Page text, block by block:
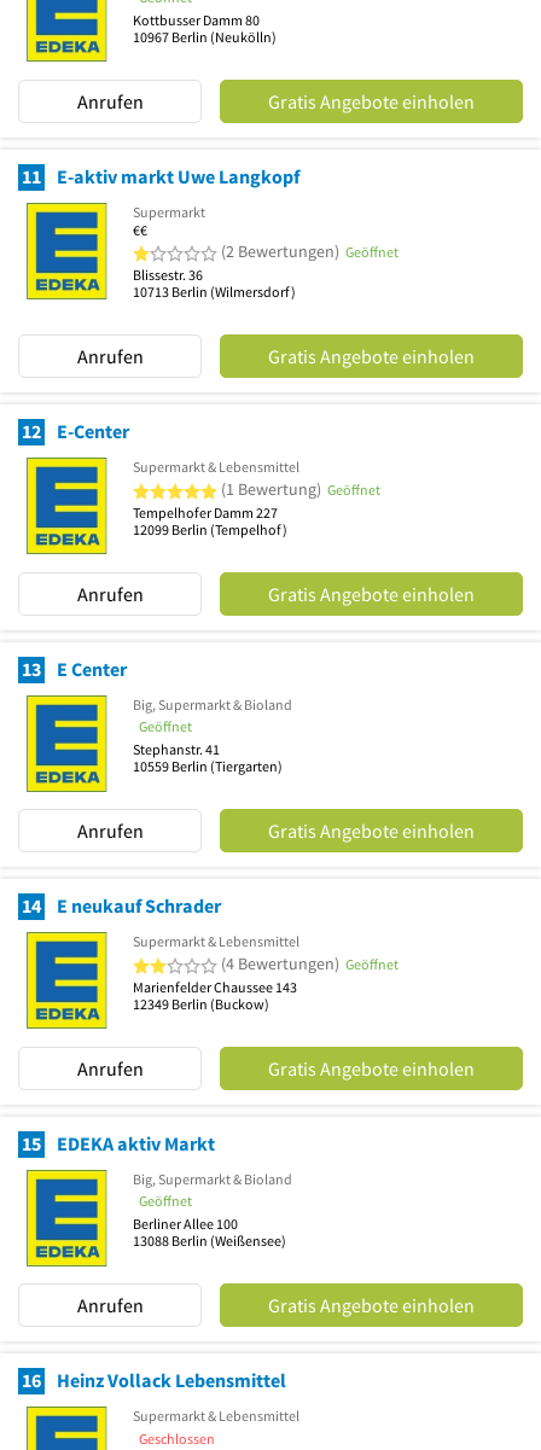
Kottbusser Damm 80
10967 Berlin (Neukölln)
Anrufen Gratis Angebote einholen
11 E-aktiv markt Uwe Langkopf
Supermarkt
€€
1 von 5 Sternen
(2 Bewertungen) Geöffnet
Blissestr. 36
10713 Berlin (Wilmersdorf)
Anrufen Gratis Angebote einholen
12 E-Center
Supermarkt & Lebensmittel
5 von 5 Sternen
(1 Bewertung) Geöffnet
Tempelhofer Damm 227
12099 Berlin (Tempelhof)
Anrufen Gratis Angebote einholen
13 E Center
Big, Supermarkt & Bioland
Geöffnet
Stephanstr. 41
10559 Berlin (Tiergarten)
Anrufen Gratis Angebote einholen
14 E neukauf Schrader
Supermarkt & Lebensmittel
2 von 5 Sternen
(4 Bewertungen) Geöffnet
Marienfelder Chaussee 143
12349 Berlin (Buckow)
Anrufen Gratis Angebote einholen
15 EDEKA aktiv Markt
Big, Supermarkt & Bioland
Geöffnet
Berliner Allee 100
13088 Berlin (Weißensee)
Anrufen Gratis Angebote einholen
16 Heinz Vollack Lebensmittel
Supermarkt & Lebensmittel
Geschlossen